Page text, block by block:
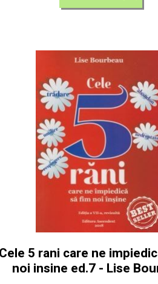
Cele 5 rani care ne
noi insine ed.7 - Lise